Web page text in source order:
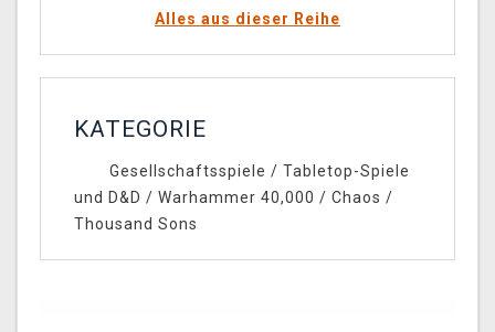
Alles aus dieser Reihe
KATEGORIE
Gesellschaftsspiele / Tabletop-Spiele
und D&D / Warhammer 40,000 / Chaos /
Thousand Sons